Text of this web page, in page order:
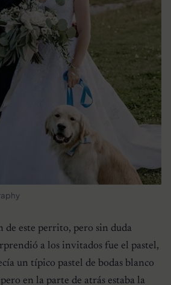
de este perrito, pero sin duda
a los invitados fue el pastel,
un típico pastel de bodas blanco
en la parte de atrás estaba la